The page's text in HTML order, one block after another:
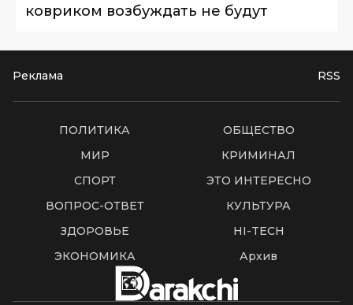
ковриком возбуждать не будут
Реклама RSS
ПОЛИТИКА
ОБЩЕСТВО
МИР
КРИМИНАЛ
СПОРТ
ЭТО ИНТЕРЕСНО
ВОПРОС-ОТВЕТ
КУЛЬТУРА
ЗДОРОВЬЕ
HI-TECH
ЭКОНОМИКА
Архив